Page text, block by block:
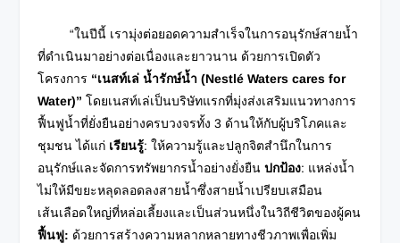
“ในปีนี้ เรามุ่งต่อยอดความสำเร็จในการอนุรักษ์สายน้ำ
ที่ดำเนินมาอย่างต่อเนื่องและยาวนาน ด้วยการเปิดตัว
โครงการ “เนสท์เล่ น้ำรักษ์น้ำ(Nestlé Waters cares for
Water)” โดยเนสท์เล่เป็นบริษัทแรกที่มุ่งส่งเสริมแนวทางการ
ฟื้นฟูน้ำที่ยั่งยืนอย่างครบวงจรทั้ง 3 ด้านให้กับผู้บริโภคและ
ชุมชน ได้แก่ เรียนรู้: ให้ความรู้และปลูกจิตสำนึกในการ
อนุรักษ์และจัดการทรัพยากรน้ำอย่างยั่งยืนปกป้อง: แหล่งน้ำ
ไม่ให้มีขยะหลุดลอดลงสายน้ำซึ่งสายน้ำเปรียบเสมือน
เส้นเลือดใหญ่ที่หล่อเลี้ยงและเป็นส่วนหนึ่งในวิถีชีวิตของผู้คน
ฟื้นฟู: ด้วยการสร้างความหลากหลายทางชีวภาพเพื่อเพิ่ม